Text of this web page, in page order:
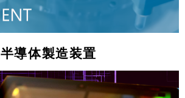
半導体製造装置